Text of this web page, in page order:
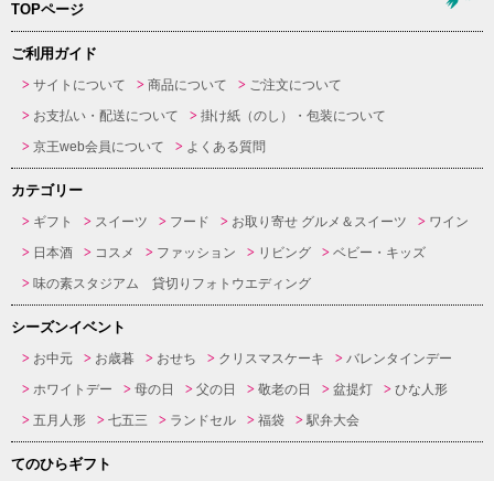
TOPページ
ご利用ガイド
サイトについて 商品について
ご注文について
お支払い・配送について
掛け紙（のし）・包装について
京王web会員について
よくある質問
カテゴリー
ギフト スイーツ フード お取り寄せ グルメ＆スイーツ
ワイン
日本酒
コスメ ファッション リビング
ベビー・キッズ
味の素スタジアム 貸切りフォトウエディング
シーズンイベント
お中元 お歳暮 おせち クリスマスケーキ
バレンタインデー
ホワイトデー
母の日 父の日 敬老の日 盆提灯
ひな人形
五月人形
七五三 ランドセル 福袋 駅弁大会
てのひらギフト